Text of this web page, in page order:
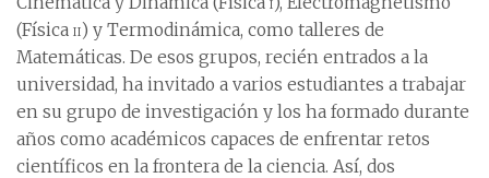
(Física ii) y Termodinámica, como talleres de
Matemáticas. De esos grupos, recién entrados a la
universidad, ha invitado a varios estudiantes a trabajar
en su grupo de investigación y los ha formado durante
años como académicos capaces de enfrentar retos
científicos en la frontera de la ciencia. Así, dos